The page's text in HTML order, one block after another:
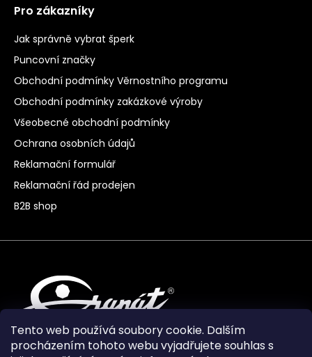
Tento web používá soubory cookie. Dalším
procházením tohoto webu vyjadřujete souhlas s
Pro zákazníky
Jak správně vybrat šperk
Puncovní značky
Obchodní podmínky Věrnostního programu
Obchodní podmínky zakázkové výroby
Všeobecné obchodní podmínky
Ochrana osobních údajů
Reklamační formulář
Reklamační řád prodejen
B2B shop